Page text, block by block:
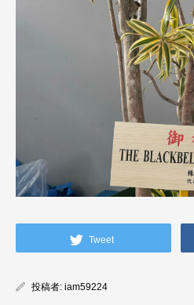
Tweet
投稿者: iam59224